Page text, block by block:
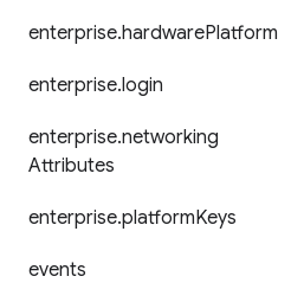
enterprise.hardwarePlatform
enterprise.login
enterprise.networking
Attributes
enterprise.platformKeys
events